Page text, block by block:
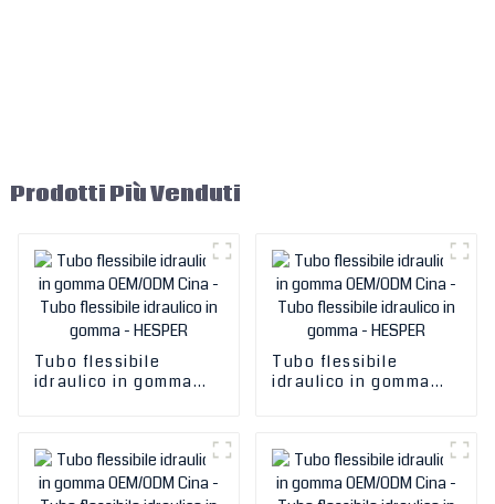
Prodotti Più Venduti
Tubo flessibile
idraulico in gomma
Tubo flessibile
idraulico in gomma